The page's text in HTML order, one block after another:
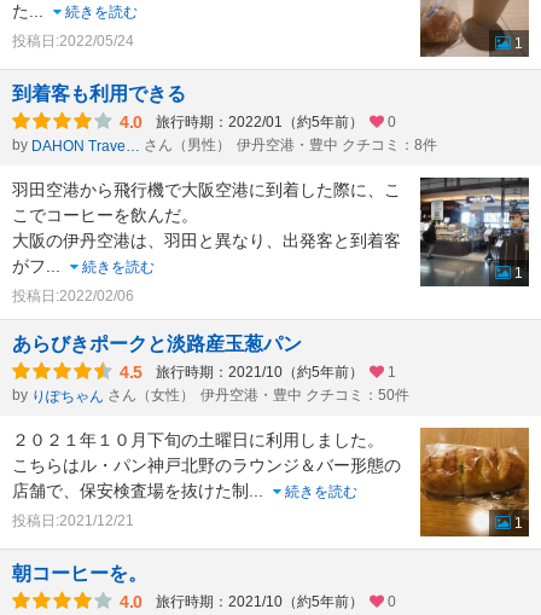
た
続きを読む
投稿日:2022/05/24
1
到着客も利用できる
4.0 旅行時期：2022/01（約5年前）
0
by
DAHON Traveler さん（男性） 伊丹空港・豊中 クチコミ：8件
羽田空港から飛行機で大阪空港に到着した際に、こ
こでコーヒーを飲んだ。
大阪の伊丹空港は、羽田と異なり、出発客と到着客
がフ
続きを読む
投稿日:2022/02/06
1
あらびきポークと淡路産玉葱パン
4.5 旅行時期：2021/10（約5年前）
1
by りぽちゃん さん（女性） 伊丹空港・豊中 クチコミ：50件
２０２１年１０月下旬の土曜日に利用しました。
こちらはル・パン神戸北野のラウンジ＆バー形態の
店舗で、保安検査場を抜けた制
続きを読む
投稿日:2021/12/21
1
朝コーヒーを。
4.0 旅行時期：2021/10（約5年前）
0